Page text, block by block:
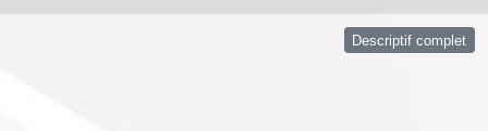
Descriptif complet